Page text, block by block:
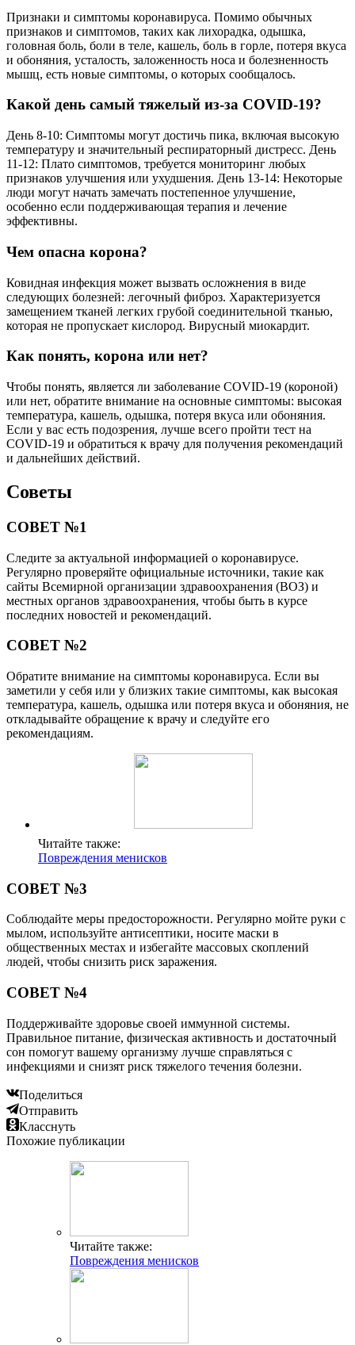
Признаки и симптомы коронавируса. Помимо обычных
признаков и симптомов, таких как лихорадка, одышка,
головная боль, боли в теле, кашель, боль в горле, потеря вкуса
и обоняния, усталость, заложенность носа и болезненность
мышц, есть новые симптомы, о которых сообщалось.
Какой день самый тяжелый из-за COVID-19?
День 8-10: Симптомы могут достичь пика, включая высокую
температуру и значительный респираторный дистресс. День
11-12: Плато симптомов, требуется мониторинг любых
признаков улучшения или ухудшения. День 13-14: Некоторые
люди могут начать замечать постепенное улучшение,
особенно если поддерживающая терапия и лечение
эффективны.
Чем опасна корона?
Ковидная инфекция может вызвать осложнения в виде
следующих болезней: легочный фиброз. Характеризуется
замещением тканей легких грубой соединительной тканью,
которая не пропускает кислород. Вирусный миокардит.
Как понять, корона или нет?
Чтобы понять, является ли заболевание COVID-19 (короной)
или нет, обратите внимание на основные симптомы: высокая
температура, кашель, одышка, потеря вкуса или обоняния.
Если у вас есть подозрения, лучше всего пройти тест на
COVID-19 и обратиться к врачу для получения рекомендаций
и дальнейших действий.
Советы
СОВЕТ №1
Следите за актуальной информацией о коронавирусе.
Регулярно проверяйте официальные источники, такие как
сайты Всемирной организации здравоохранения (ВОЗ) и
местных органов здравоохранения, чтобы быть в курсе
последних новостей и рекомендаций.
СОВЕТ №2
Обратите внимание на симптомы коронавируса. Если вы
заметили у себя или у близких такие симптомы, как высокая
температура, кашель, одышка или потеря вкуса и обоняния, не
откладывайте обращение к врачу и следуйте его
рекомендациям.
Читайте также:
Повреждения менисков
СОВЕТ №3
Соблюдайте меры предосторожности. Регулярно мойте руки с
мылом, используйте антисептики, носите маски в
общественных местах и избегайте массовых скоплений
людей, чтобы снизить риск заражения.
СОВЕТ №4
Поддерживайте здоровье своей иммунной системы.
Правильное питание, физическая активность и достаточный
сон помогут вашему организму лучше справляться с
инфекциями и снизят риск тяжелого течения болезни.
Поделиться
Отправить
Класснуть
Похожие публикации
Читайте также:
Повреждения менисков